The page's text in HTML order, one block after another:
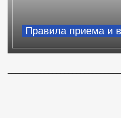
Правила приема и